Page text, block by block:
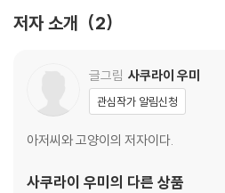
저자 소개 2
글그림 사쿠라이 우미
관심작가 알림신청
아저씨와 고양이의 저자이다.
사쿠라이 우미 의 다른 상품